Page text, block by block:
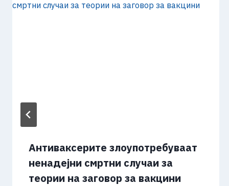
Антиваксерите злоупотребуваат
ненадејни смртни случаи за
теории на заговор за вакцини